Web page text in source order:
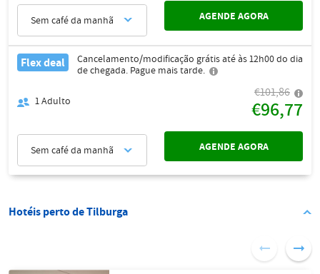
Sem café da manhã AGENDE AGORA
Flex deal
Cancelamento/modificação grátis até às 12h00 do dia
de chegada. Pague mais tarde.
1Adulto
€101,86
€96,77
Sem café da manhã AGENDE AGORA
Hotéis perto de Tilburga